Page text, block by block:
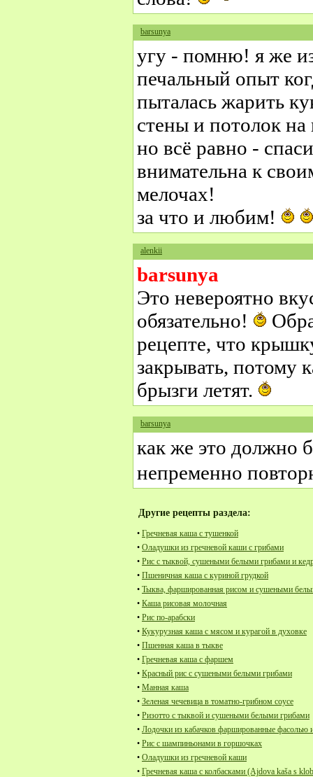
barsunya
угу - помню! я же
печальный опыт
пыталась жарить
стены и потолок на
но всё равно -
внимательна к
мелочах!
за что и любим!
alenkii
barsunya
Это невероятно
обязательно!
рецепте, что
закрывать, потому
брызги летят.
barsunya
как же это должно
непременно
Другие рецепты раздела:
• Гречневая каша с тушенкой
• Оладушки из гречневой каши с грибами
• Рис с тыквой, сушеными белыми грибами и
• Пшеничная каша с куриной грудкой
• Тыква, фаршированная рисом и сушеными
• Каша рисовая молочная
• Рис по-арабски
• Кукурузная каша с мясом и курагой в духовке
• Пшенная каша в тыкве
• Гречневая каша с фаршем
• Красный рис с сушеными белыми грибами
• Манная каша
• Зеленая чечевица в томатно-грибном соусе
• Ризотто с тыквой и сушеными белыми грибами
• Лодочки из кабачков фаршированные фасолью
• Рис с шампиньонами в горшочках
• Оладушки из гречневой каши
• Гречневая каша с колбасками (Ajdova kaša s